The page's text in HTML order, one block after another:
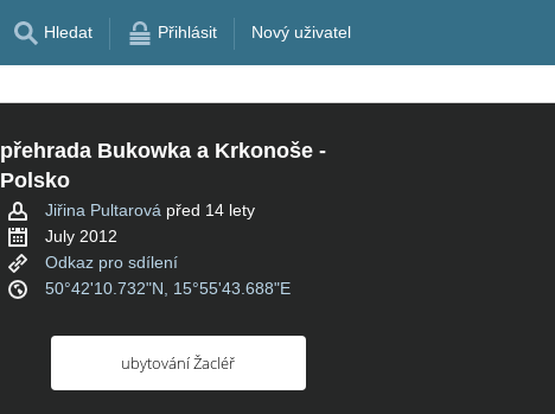
Hledat Přihlásit Nový uživatel
přehrada Bukowka a Krkonoše -
Polsko
Jiřina Pultarová před 14 lety
July 2012
Odkaz pro sdílení
50°42'10.732"N, 15°55'43.688"E
ubytování Žacléř